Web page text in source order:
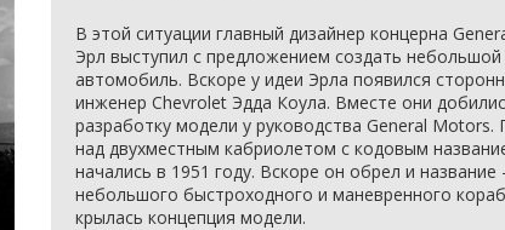
В этой ситуации главный дизайнер концерна
Эрл выступил с предложением создать
автомобиль. Вскоре у идеи Эрла появился
инженер Chevrolet Эдда Коула. Вместе они
разработку модели у руководства General
над двухместным кабриолетом с кодовым
начались в 1951 году. Вскоре он обрел и название
небольшого быстроходного и маневренного
крылась концепция модели.